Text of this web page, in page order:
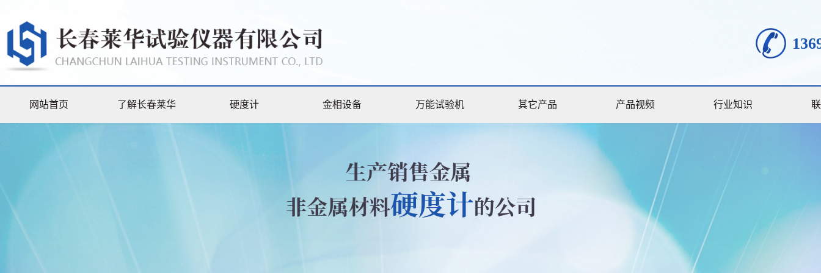
网站首页 了解长春莱华 硬度计 金相设备 万能试验机 其它产品 产品视频 行业知识